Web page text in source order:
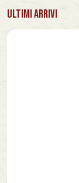
ULTIMI ARRIVI